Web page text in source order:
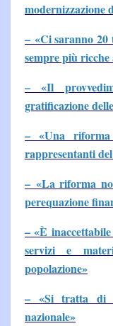
modernizzazione
– «Ci saranno
sempre più
– «Il
gratificazione
– «Una
rappresentanti
– «La riforma
perequazione
– «È
servizi e
popolazione»
– «Si tratta di
nazionale»